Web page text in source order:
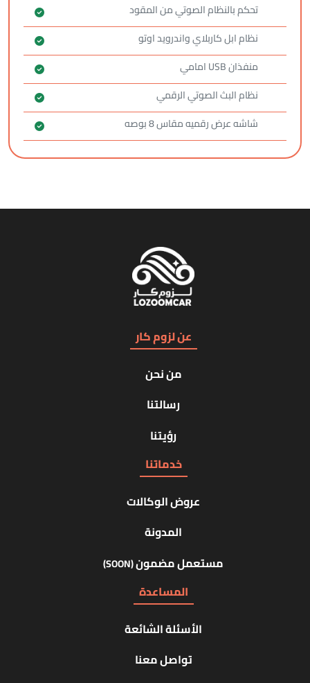
تحكم بالنظام الصوتي من المقود
نظام ابل كاربلاي واندرويد اوتو
منفذان USB امامي
نظام البث الصوتي الرقمي
شاشه عرض رقميه مقاس 8 بوصه
عن لزوم كار
من نحن
رسالتنا
رؤيتنا
خدماتنا
عروض الوكالات
المدونة
مستعمل مضمون(SOON)
المساعدة
الأسئلة الشائعة
تواصل معنا